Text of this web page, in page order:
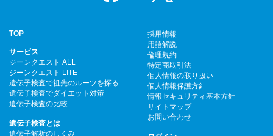
TOP
サービス
ジーンクエスト ALL
ジーンクエスト LITE
遺伝子検査で祖先のルーツを探る
遺伝子検査でダイエット対策
遺伝子検査の比較
遺伝子検査とは
遺伝子解析のしくみ
採用情報
用語解説
倫理規約
特定商取引法
個人情報の取り扱い
個人情報保護方針
情報セキュリティ基本方針
サイトマップ
お問い合わせ